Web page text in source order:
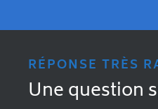
RÉPONSE TRÈS
Une question